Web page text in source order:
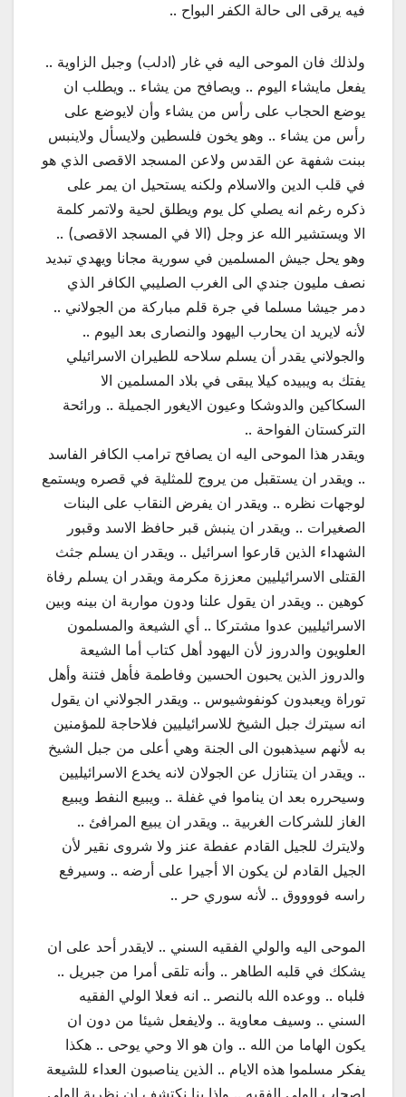
فيه يرقى الى حالة الكفر البواح ..
ولذلك فان الموحى اليه في غار (ادلب) وجبل الزاوية ..
يفعل مايشاء اليوم .. ويصافح من يشاء .. ويطلب ان
يوضع الحجاب على رأس من يشاء وأن لايوضع على
رأس من يشاء .. وهو يخون فلسطين ولايسأل ولاينبس
ببنت شفهة عن القدس ولاعن المسجد الاقصى الذي هو
في قلب الدين والاسلام ولكنه يستحيل ان يمر على
ذكره رغم انه يصلي كل يوم ويطلق لحية ولاتمر كلمة
الا ويستشير الله عز وجل (الا في المسجد الاقصى) ..
وهو يحل جيش المسلمين في سورية مجانا ويهدي تبديد
نصف مليون جندي الى الغرب الصليبي الكافر الذي
دمر جيشا مسلما في جرة قلم مباركة من الجولاني ..
لأنه لايريد ان يحارب اليهود والنصارى بعد اليوم ..
والجولاني يقدر أن يسلم سلاحه للطيران الاسرائيلي
يفتك به ويبيده كيلا يبقى في بلاد المسلمين الا
السكاكين والدوشكا وعيون الايغور الجميلة .. ورائحة
التركستان الفواحة ..
ويقدر هذا الموحى اليه ان يصافح ترامب الكافر الفاسد
.. ويقدر ان يستقبل من يروج للمثلية في قصره ويستمع
لوجهات نظره .. ويقدر ان يفرض النقاب على البنات
الصغيرات .. ويقدر ان ينبش قبر حافظ الاسد وقبور
الشهداء الذين قارعوا اسرائيل .. ويقدر ان يسلم جثث
القتلى الاسرائيليين معززة مكرمة ويقدر ان يسلم رفاة
كوهين .. ويقدر ان يقول علنا ودون مواربة ان بينه وبين
الاسرائيليين عدوا مشتركا .. أي الشيعة والمسلمون
العلويون والدروز لأن اليهود أهل كتاب أما الشيعة
والدروز الذين يحبون الحسين وفاطمة فأهل فتنة وأهل
توراة ويعبدون كونفوشيوس .. ويقدر الجولاني ان يقول
انه سيترك جبل الشيخ للاسرائيليين فلاحاجة للمؤمنين
به لأنهم سيذهبون الى الجنة وهي أعلى من جبل الشيخ
.. ويقدر ان يتنازل عن الجولان لانه يخدع الاسرائيليين
وسيحرره بعد ان يناموا في غفلة .. ويبيع النفط ويبيع
الغاز للشركات الغربية .. ويقدر ان يبيع المرافئ ..
ولايترك للجيل القادم عفطة عنز ولا شروى نقير لأن
الجيل القادم لن يكون الا أجيرا على أرضه .. وسيرفع
راسه فووووق .. لأنه سوري حر ..
الموحى اليه والولي الفقيه السني .. لايقدر أحد على ان
يشكك في قلبه الطاهر .. وأنه تلقى أمرا من جبريل ..
فلباه .. ووعده الله بالنصر .. انه فعلا الولي الفقيه
السني .. وسيف معاوية .. ولايفعل شيئا من دون ان
يكون الهاما من الله .. وان هو الا وحي يوحى .. هكذا
يفكر مسلموا هذه الايام .. الذين يناصبون العداء للشيعة